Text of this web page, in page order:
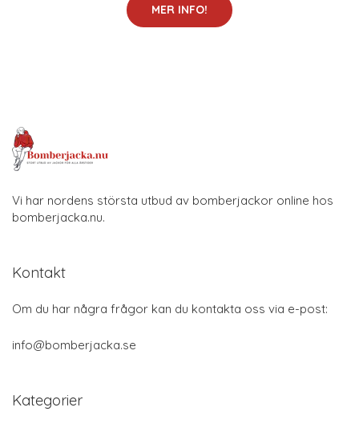
MER INFO!
Vi har nordens största utbud av bomberjackor online hos
bomberjacka.nu.
Kontakt
Om du har några frågor kan du kontakta oss via e-post:
info@bomberjacka.se
Kategorier